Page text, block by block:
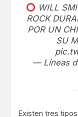
WILL
ROCK
POR UN
SU
— Líneas
Existen tres